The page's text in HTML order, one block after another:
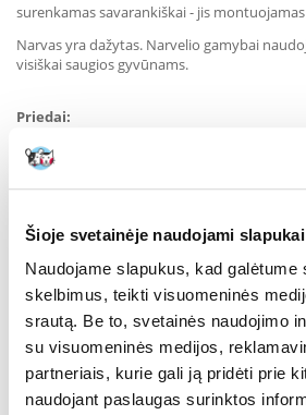
Šioje svetainėje naudojami slapukai
Naudojame slapukus, kad galėtume
skelbimus, teikti visuomeninės
srautą. Be to, svetainės naudojimo
su visuomeninės medijos,
partneriais, kurie gali ją pridėti prie
naudojant paslaugas surinktos
surenkamas savarankiškai - jis
Narvas yra dažytas. Narvelio gamybai
visiškai saugios gyvūnams.
Priedai:
3 medinės kopėčios
3 maži plastikiniai dubenėliai.
Ilgis: 78 cm
Plotis: 48 cm
Aukštis: 80 cm
Atstumai tarp laidų: Vielų atstumas: 1 cm
Spalva: juoda
Pagrindinės "Frodo + Wood" narvelio
- montuojamas savarankiškai
- turtinga ir saugi įranga